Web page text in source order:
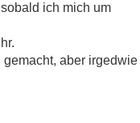
ich mich um
aber irgedwie